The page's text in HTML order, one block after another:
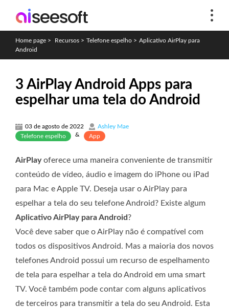
Home page > Recursos > Telefone espelho > Aplicativo AirPlay para
Android
3 AirPlay Android Apps para
espelhar uma tela do Android
03 de agosto de 2022
Ashley Mae
Telefone espelho
& App
AirPlayoferece uma maneira conveniente de transmitir
conteúdo de vídeo, áudio e imagem do iPhone ou iPad
para Mac e Apple TV. Deseja usar o AirPlay para
espelhar a tela do seu telefone Android? Existe algum
Aplicativo AirPlay para Android ?
Você deve saber que o AirPlay não é compatível com
todos os dispositivos Android. Mas a maioria dos novos
telefones Android possui um recurso de espelhamento
de tela para espelhar a tela do Android em uma smart
TV. Você também pode contar com alguns aplicativos
de terceiros para transmitir a tela do seu Android. Esta